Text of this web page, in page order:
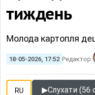
тиждень
Молода картопля
18-05-2026, 17:52 Редактор:
RU ▶Слухати (56